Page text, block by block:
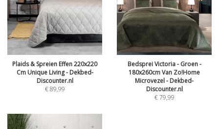
Plaids & Spreien Effen 220x220
Cm Unique Living - Dekbed-
Discounter.nl
€89,99
Bedsprei Victoria - Groen -
180x260cm Van Zo!Home
Microvezel - Dekbed-
Discounter.nl
€79,99